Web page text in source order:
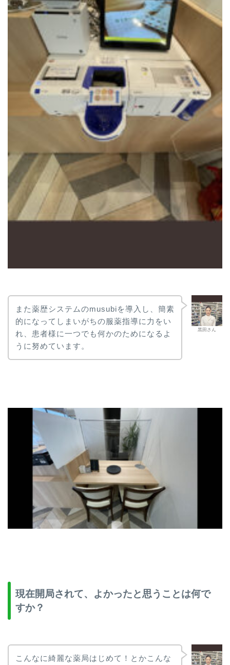
黒田さん
また薬歴システムのmusubiを導入し、簡素
的になってしまいがちの服薬指導に力をい
れ、患者様に一つでも何かのためになるよ
うに努めています。
現在開局されて、よかったと思うことは何で
すか？
こんなに綺麗な薬局はじめて！とかこんな